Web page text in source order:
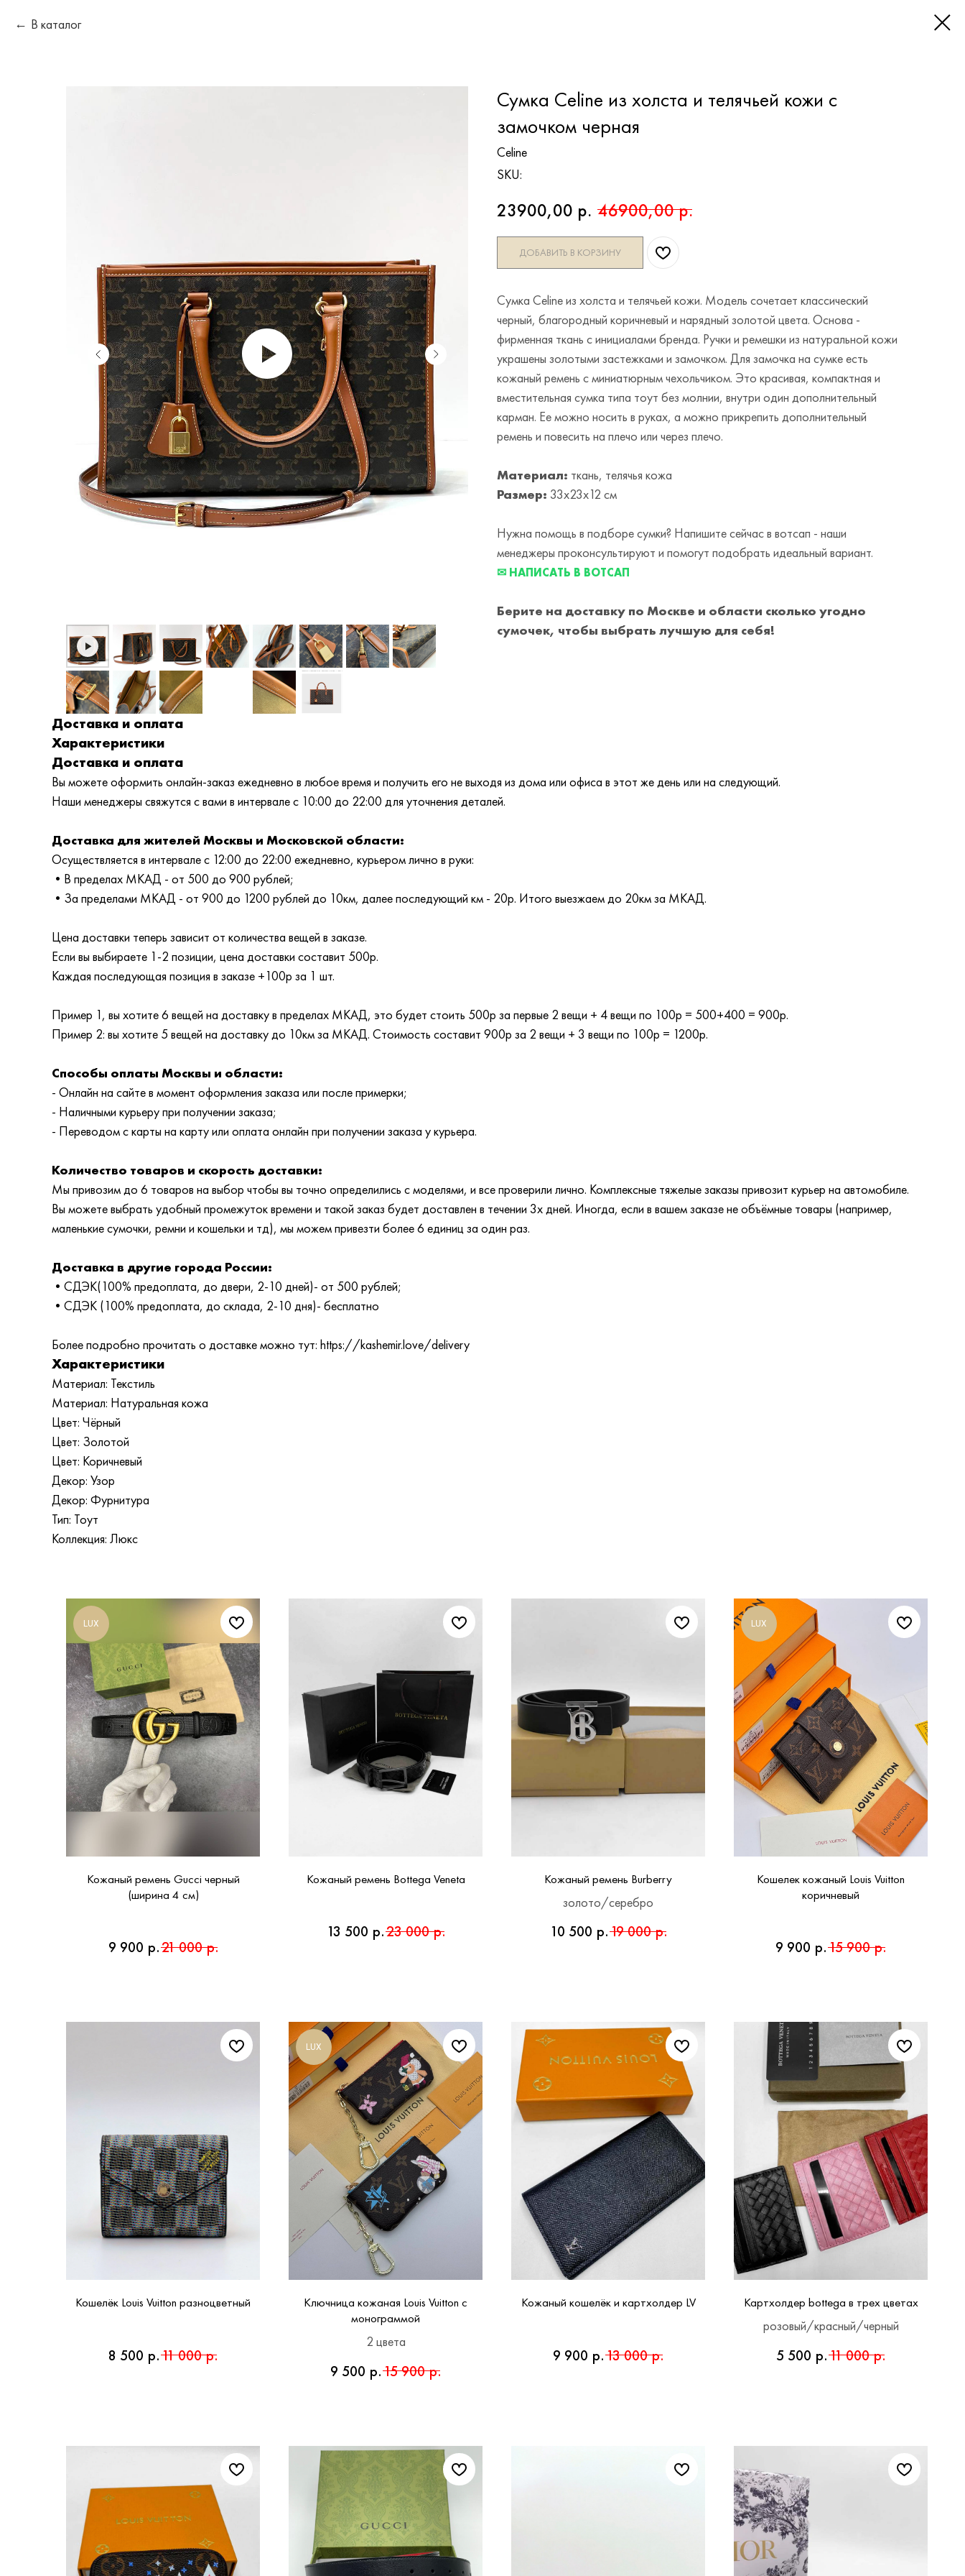
В каталог
Сумка Celine из холста и телячьей кожи с
замочком черная
Celine
SKU:
23900,00 р. 46900,00 р.
ДОБАВИТЬ В КОРЗИНУ
Сумка Celine из холста и телячьей кожи. Модель сочетает классический
черный, благородный коричневый и нарядный золотой цвета. Основа -
фирменная ткань с инициалами бренда. Ручки и ремешки из натуральной кожи
украшены золотыми застежками и замочком. Для замочка на сумке есть
кожаный ремень с миниатюрным чехольчиком. Это красивая, компактная и
вместительная сумка типа тоут без молнии, внутри один дополнительный
карман. Ее можно носить в руках, а можно прикрепить дополнительный
ремень и повесить на плечо или через плечо.
Материал: ткань, телячья кожа
Размер: 33x23x12 см
Нужна помощь в подборе сумки? Напишите сейчас в вотсап - наши
менеджеры проконсультируют и помогут подобрать идеальный вариант.
✉ НАПИСАТЬ В ВОТСАП
Берите на доставку по Москве и области сколько угодно
сумочек, чтобы выбрать лучшую для себя!
Доставка и оплата
Характеристики
Доставка и оплата
Вы можете оформить онлайн-заказ ежедневно в любое время и получить его не выходя из дома или офиса в этот же день или на следующий.
Наши менеджеры свяжутся с вами в интервале с 10:00 до 22:00 для уточнения деталей.
Доставка для жителей Москвы и Московской области:
Осуществляется в интервале с 12:00 до 22:00 ежедневно, курьером лично в руки:
•В пределах МКАД - от 500 до 900 рублей;
•За пределами МКАД - от 900 до 1200 рублей до 10км, далее последующий км - 20р. Итого выезжаем до 20км за МКАД.
Цена доставки теперь зависит от количества вещей в заказе.
Если вы выбираете 1-2 позиции, цена доставки составит 500р.
Каждая последующая позиция в заказе +100р за 1 шт.
Пример 1, вы хотите 6 вещей на доставку в пределах МКАД, это будет стоить 500р за первые 2 вещи + 4 вещи по 100р = 500+400 = 900р.
Пример 2: вы хотите 5 вещей на доставку до 10км за МКАД. Стоимость составит 900р за 2 вещи + 3 вещи по 100р = 1200р.
Способы оплаты Москвы и области:
- Онлайн на сайте в момент оформления заказа или после примерки;
- Наличными курьеру при получении заказа;
- Переводом с карты на карту или оплата онлайн при получении заказа у курьера.
Количество товаров и скорость доставки:
Мы привозим до 6 товаров на выбор чтобы вы точно определились с моделями, и все проверили лично. Комплексные тяжелые заказы привозит курьер на автомобиле.
Вы можете выбрать удобный промежуток времени и такой заказ будет доставлен в течении 3х дней. Иногда, если в вашем заказе не объёмные товары (например,
маленькие сумочки, ремни и кошельки и тд), мы можем привезти более 6 единиц за один раз.
Доставка в другие города России:
•СДЭК(100% предоплата, до двери, 2-10 дней)- от 500 рублей;
•СДЭК (100% предоплата, до склада, 2-10 дня)- бесплатно
Более подробно прочитать о доставке можно тут: https://kashemir.love/delivery
Характеристики
Материал: Текстиль
Материал: Натуральная кожа
Цвет: Чёрный
Цвет: Золотой
Цвет: Коричневый
Декор: Узор
Декор: Фурнитура
Тип: Тоут
Коллекция: Люкс
LUX
Кожаный ремень Gucci черный
(ширина 4 см)
9 900 р.21 000 р.
Кожаный ремень Bottega Veneta
13 500 р.23 000 р.
Кожаный ремень Burberry
золото/серебро
10 500 р.19 000 р.
LUX
Кошелек кожаный Louis Vuitton
коричневый
9 900 р.15 900 р.
Кошелёк Louis Vuitton разноцветный
8 500 р.11 000 р.
LUX
Ключница кожаная Louis Vuitton с
монограммой
2 цвета
9 500 р.15 900 р.
Кожаный кошелёк и картхолдер LV
9 900 р.13 000 р.
Картхолдер bottega в трех цветах
розовый/красный/черный
5 500 р.11 000 р.